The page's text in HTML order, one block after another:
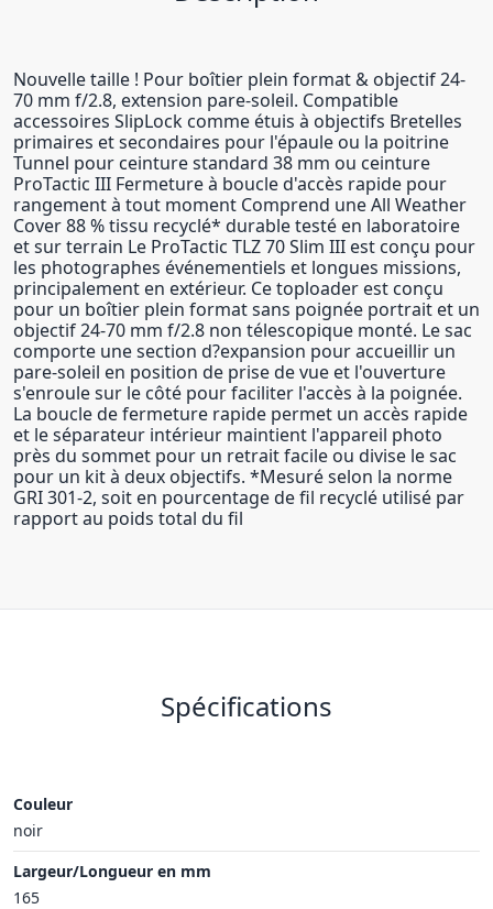
Nouvelle taille ! Pour boîtier plein format & objectif 24-
70 mm f/2.8, extension pare-soleil. Compatible
accessoires SlipLock comme étuis à objectifs Bretelles
primaires et secondaires pour l'épaule ou la poitrine
Tunnel pour ceinture standard 38 mm ou ceinture
ProTactic III Fermeture à boucle d'accès rapide pour
rangement à tout moment Comprend une All Weather
Cover 88 % tissu recyclé* durable testé en laboratoire
et sur terrain Le ProTactic TLZ 70 Slim III est conçu pour
les photographes événementiels et longues missions,
principalement en extérieur. Ce toploader est conçu
pour un boîtier plein format sans poignée portrait et un
objectif 24-70 mm f/2.8 non télescopique monté. Le sac
comporte une section d?expansion pour accueillir un
pare-soleil en position de prise de vue et l'ouverture
s'enroule sur le côté pour faciliter l'accès à la poignée.
La boucle de fermeture rapide permet un accès rapide
et le séparateur intérieur maintient l'appareil photo
près du sommet pour un retrait facile ou divise le sac
pour un kit à deux objectifs. *Mesuré selon la norme
GRI 301-2, soit en pourcentage de fil recyclé utilisé par
rapport au poids total du fil
Spécifications
Couleur
noir
Largeur/Longueur en mm
165